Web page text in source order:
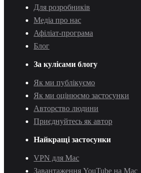
Для розробників
Медіа про нас
Афіліат-програма
Блог
За кулісами блогу
Як ми публікуємо
Як ми оцінюємо застосунки
Авторство людини
Приєднуйтесь як автор
Найкращі застосунки
VPN для Mac
Завантаження YouTube на Mac